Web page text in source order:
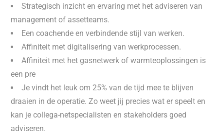
Strategisch inzicht en ervaring met het adviseren van
management of assetteams.
Een coachende en verbindende stijl van werken.
Affiniteit met digitalisering van werkprocessen.
Affiniteit met het gasnetwerk of warmteoplossingen is
een pre
Je vindt het leuk om 25% van de tijd mee te blijven
draaien in de operatie. Zo weet jij precies wat er speelt en
kan je collega-netspecialisten en stakeholders goed
adviseren.